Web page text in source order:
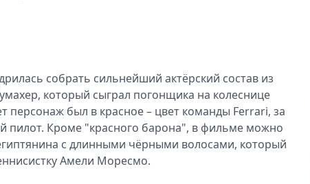
собрать сильнейший актёрский состав из
который сыграл погонщика на колеснице
был в красное – цвет команды Ferrari, за
пилот. Кроме "красного барона", в фильме можно
с длинными чёрными волосами, который
Амели Моресмо.